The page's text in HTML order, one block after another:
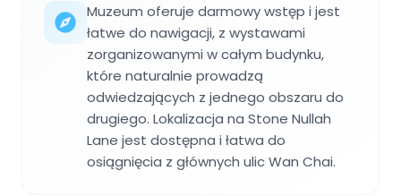
Muzeum oferuje darmowy wstęp i jest
łatwe do nawigacji, z wystawami
zorganizowanymi w całym budynku,
które naturalnie prowadzą
odwiedzających z jednego obszaru do
drugiego. Lokalizacja na Stone Nullah
Lane jest dostępna i łatwa do
osiągnięcia z głównych ulic Wan Chai.